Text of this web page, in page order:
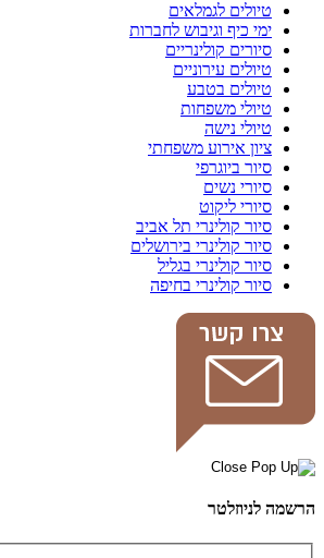
טיולים לגמלאים
ימי כיף וגיבוש לחברות
סיורים קולינריים
טיולים עירוניים
טיולים בטבע
טיולי משפחות
טיולי נישה
ציון אירוע משפחתי
סיור ביוגרפי
סיורי נשים
סיורי ליקוט
סיור קולינרי תל אביב
סיור קולינרי בירושלים
סיור קולינרי בגליל
סיור קולינרי בחיפה
הרשמה לניוזלטר